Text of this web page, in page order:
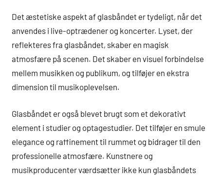
Det æstetiske aspekt af glasbåndet er tydeligt, når det
anvendes i live-optrædener og koncerter. Lyset, der
reflekteres fra glasbåndet, skaber en magisk
atmosfære på scenen. Det skaber en visuel forbindelse
mellem musikken og publikum, og tilføjer en ekstra
dimension til musikoplevelsen.
Glasbåndet er også blevet brugt som et dekorativt
element i studier og optagestudier. Det tilføjer en smule
elegance og raffinement til rummet og bidrager til den
professionelle atmosfære. Kunstnere og
musikproducenter værdsætter ikke kun glasbåndets